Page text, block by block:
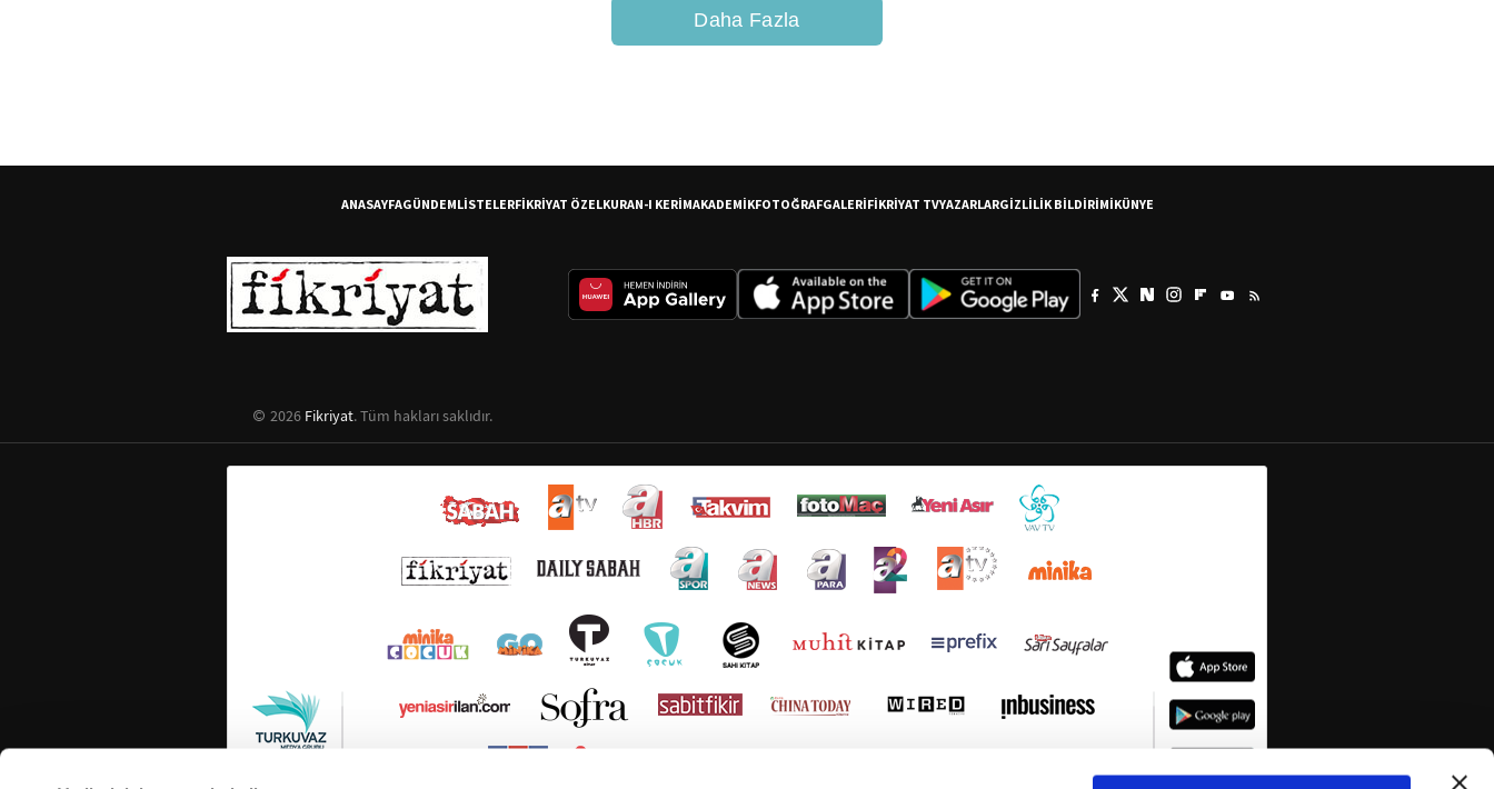
Daha Fazla
ANASAYFAGÜNDEMLİSTELERFİKRİYAT ÖZELKURAN-I KERİMAKADEMİKFOTOĞRAFGALERİFİKRİYAT TVYAZARLARGİZLİLİK BİLDİRİMİKÜNYE
2026 Fikriyat. Tüm hakları saklıdır.